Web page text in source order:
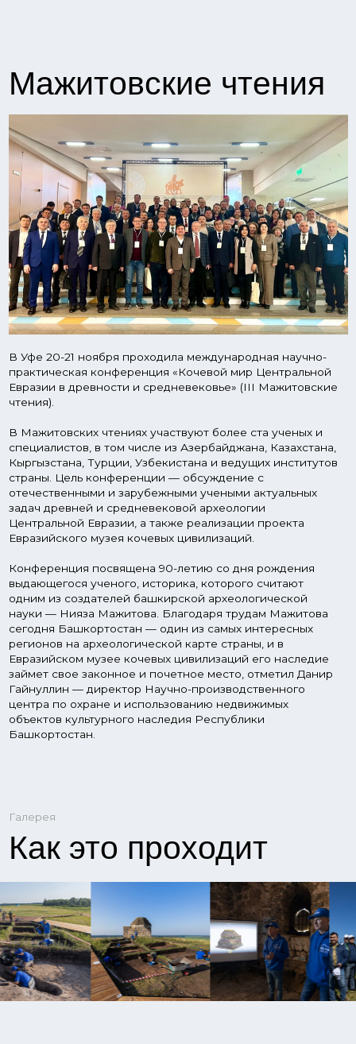
В Уфе 20-21 ноября проходила международная научно-
практическая конференция «Кочевой мир Центральной
чтения).
В Мажитовских чтениях участвуют более ста ученых и
специалистов, в том числе из Азербайджана, Казахстана,
Кыргызстана, Турции, Узбекистана и ведущих институтов
страны. Цель конференции — обсуждение с
отечественными и зарубежными учеными актуальных
задач древней и средневековой археологии
Центральной Евразии, а также реализации проекта
Евразийского музея кочевых цивилизаций.
Конференция посвящена 90-летию со дня рождения
выдающегося ученого, историка, которого считают
одним из создателей башкирской археологической
науки — Нияза Мажитова. Благодаря трудам Мажитова
сегодня Башкортостан — один из самых интересных
регионов на археологической карте страны, и в
займет свое законное и почетное место, отметил Данир
Гайнуллин — директор Научно-производственного
центра по охране и использованию недвижимых
объектов культурного наследия Республики
Башкортостан.
Как это проходит
Галерея
Что нового?
Новости